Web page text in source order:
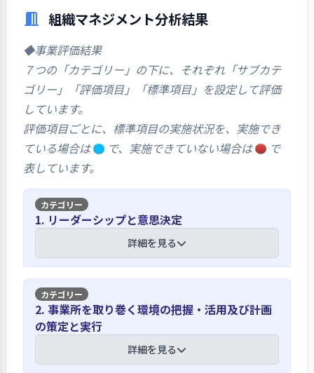
てこのようなアンケートがあることを知りま
した。 ずっとどこに相談したら良いのか分
からず困っています。今からでも良いので教
えてほしいです」「役所の方も聞いてくれる
だけで、何も動いてくれませんでした」「役
所の人より園長の方が強いらしく話は聞いて
くれますが、園に確認とって結局できない事
がありました。三宅は島の人が強いみたいで
す」と、記されていた。
組織マネジメント分析結果
◆事業評価結果
７つの「カテゴリー」の下に、それぞれ「サブカテ
ゴリー」「評価項目」「標準項目」を設定して評価
しています。
評価項目ごとに、標準項目の実施状況を、実施でき
ている場合は
で、実施できていない場合は
で
表しています。
1. リーダーシップと意思決定
詳細を見る
【講評】
島で唯一の保育園であり、日常の保育活
動を通して保育理念を具現化している
2. 事業所を取り巻く環境の把握・活用及び計画
の策定と実行
詳細を見る